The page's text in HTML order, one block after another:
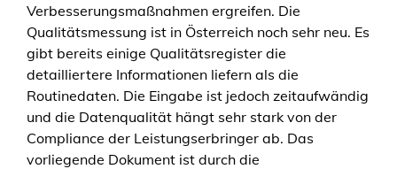
Verbesserungsmaßnahmen ergreifen. Die
Qualitätsmessung ist in Österreich noch sehr neu. Es
gibt bereits einige Qualitätsregister die
detailliertere Informationen liefern als die
Routinedaten. Die Eingabe ist jedoch zeitaufwändig
und die Datenqualität hängt sehr stark von der
Compliance der Leistungserbringer ab. Das
vorliegende Dokument ist durch die